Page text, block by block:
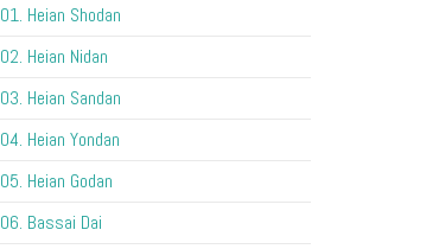
01. Heian Shodan
02. Heian Nidan
03. Heian Sandan
04. Heian Yondan
05. Heian Godan
06. Bassai Dai